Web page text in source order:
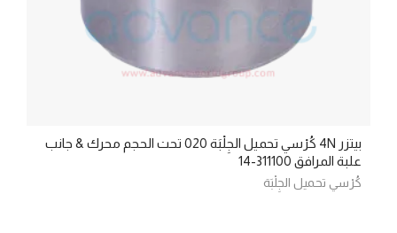
بيتزر 4N كُرْسي تحميل الجِلْبَة 020 تحت الحجم محرك & جانب
علبة المرافق 311100-14
كُرْسي تحميل الجِلْبَة